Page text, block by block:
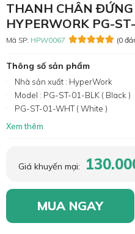
THANH CHÂN
HYPERWORK PG-
Mã SP: HPW0067 (0
Thông số sản phẩm
Nhà sản xuất : HyperWork
Model : PG-ST-01-BLK ( Black )
PG-ST-01-WHT ( White )
Xem thêm
Giá khuyến mại:
MUA NGAY